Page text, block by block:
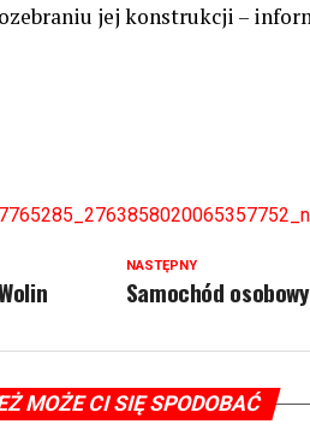
jej konstrukcji –
NASTĘPNY
Samochód
MOŻE CI SIĘ SPODOBAĆ